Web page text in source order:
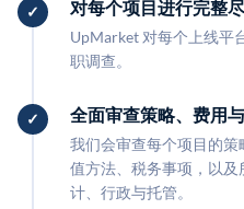
对每个项目进行完整
UpMarket 对每个上线平
职调查。
全面审查策略、费用
我们会审查每个项目的
值方法、税务事项，以
计、行政与托管。